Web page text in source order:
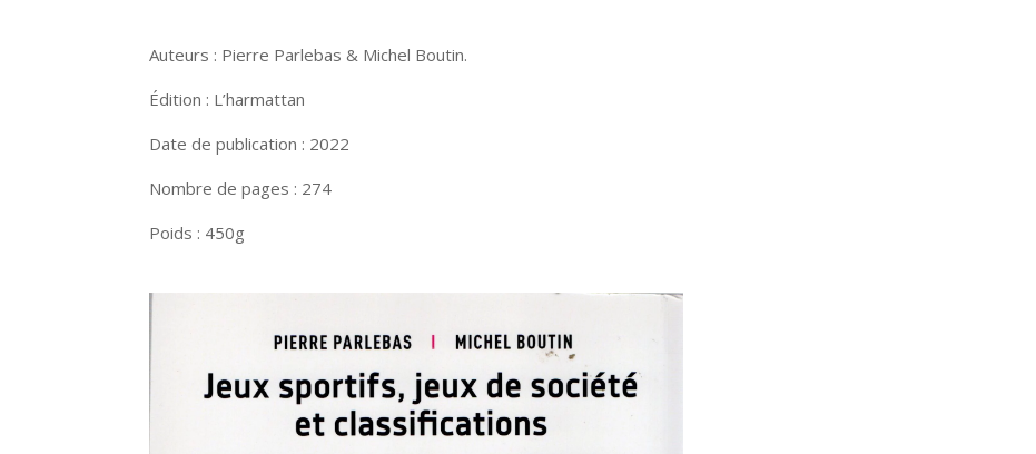
Auteurs : Pierre Parlebas & Michel Boutin.
Édition : L’harmattan
Date de publication : 2022
Nombre de pages : 274
Poids : 450g